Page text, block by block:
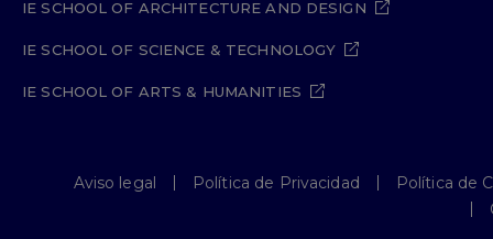
IE SCHOOL OF ARCHITECTURE AND DESIGN
IE SCHOOL OF SCIENCE & TECHNOLOGY
IE SCHOOL OF ARTS & HUMANITIES
Aviso legal Política de Privacidad
Política de